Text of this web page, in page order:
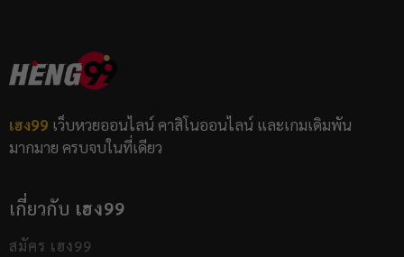
เฮง99 เว็บหวยออนไลน์ คาสิโนออนไลน์ และเกมเดิมพัน
มากมาย ครบจบในที่เดียว
เกี่ยวกับ เฮง99
สมัคร เฮง99